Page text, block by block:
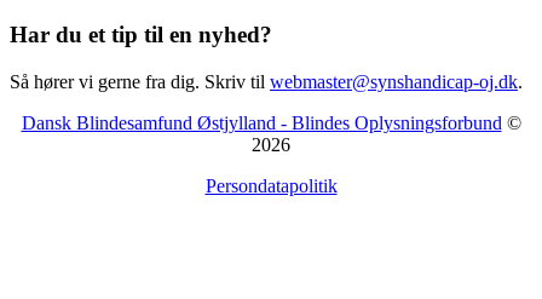
Har du et tip til en nyhed?
Så hører vi gerne fra dig. Skriv til webmaster@synshandicap-oj.dk.
Dansk Blindesamfund Østjylland - Blindes Oplysningsforbund ©
2026
Persondatapolitik